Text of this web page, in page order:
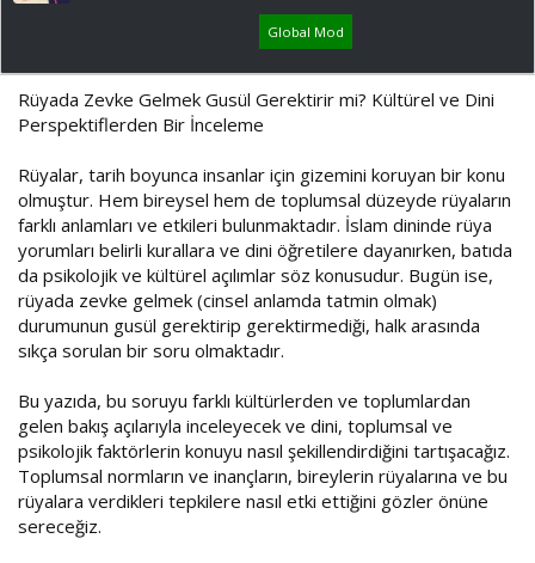
ş
t
a
n
r
i
h
i
Global Mod
Rüyada Zevke Gelmek Gusül Gerektirir mi? Kültürel ve Dini
Perspektiflerden Bir İnceleme
Rüyalar, tarih boyunca insanlar için gizemini koruyan bir konu
olmuştur. Hem bireysel hem de toplumsal düzeyde rüyaların
farklı anlamları ve etkileri bulunmaktadır. İslam dininde rüya
yorumları belirli kurallara ve dini öğretilere dayanırken, batıda
da psikolojik ve kültürel açılımlar söz konusudur. Bugün ise,
rüyada zevke gelmek (cinsel anlamda tatmin olmak)
durumunun gusül gerektirip gerektirmediği, halk arasında
sıkça sorulan bir soru olmaktadır.
Bu yazıda, bu soruyu farklı kültürlerden ve toplumlardan
gelen bakış açılarıyla inceleyecek ve dini, toplumsal ve
psikolojik faktörlerin konuyu nasıl şekillendirdiğini tartışacağız.
Toplumsal normların ve inançların, bireylerin rüyalarına ve bu
rüyalara verdikleri tepkilere nasıl etki ettiğini gözler önüne
sereceğiz.